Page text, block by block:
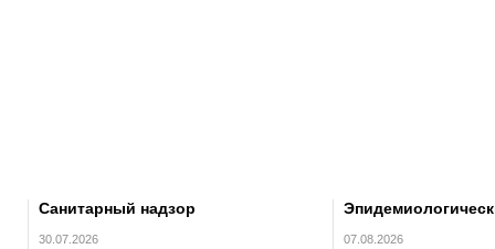
Санитарный надзор
30.07.2026
07.08.2026